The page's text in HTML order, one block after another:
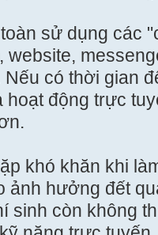
sử dụng các
website,
có thời gian
hoạt động trực
khó khăn khi
ảnh hưởng đết
sinh còn không